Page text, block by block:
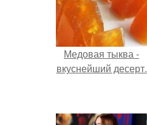
Медовая тыква -
вкуснейший десерт.